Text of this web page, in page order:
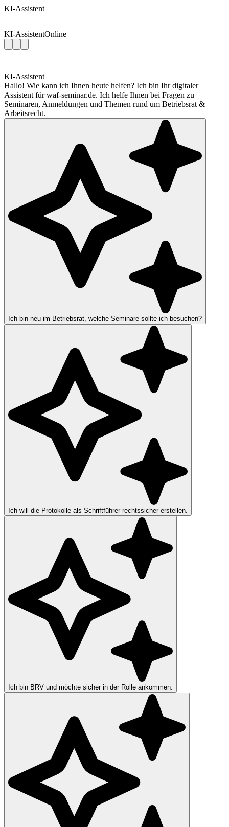
KI-Assistent
KI-AssistentOnline
KI-Assistent
Hallo! Wie kann ich Ihnen heute helfen? Ich bin Ihr digitaler
Assistent für waf-seminar.de. Ich helfe Ihnen bei Fragen zu
Seminaren, Anmeldungen und Themen rund um Betriebsrat &
Arbeitsrecht.
Ich bin neu im Betriebsrat, welche Seminare sollte ich besuchen?
Ich will die Protokolle als Schriftführer rechtssicher erstellen.
Ich bin BRV und möchte sicher in der Rolle ankommen.